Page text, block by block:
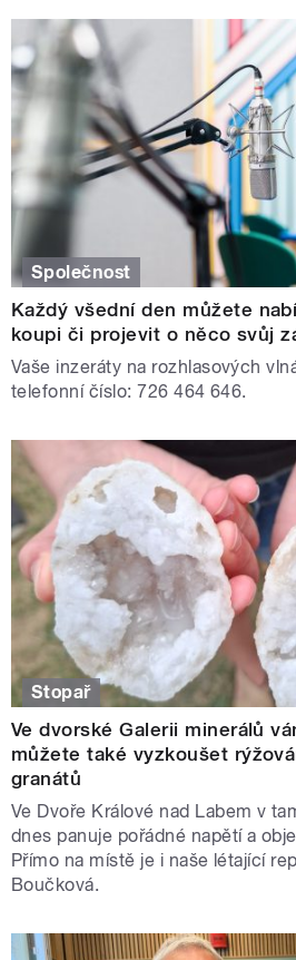
Společnost
Každý všední den můžete
koupi či projevit o něco svůj
Vaše inzeráty na rozhlasových
telefonní číslo: 726 464 646.
Stopař
Ve dvorské Galerii minerálů
můžete také vyzkoušet
granátů
Ve Dvoře Králové nad Labem v
dnes panuje pořádné napětí a
Přímo na místě je i naše létající
Boučková.